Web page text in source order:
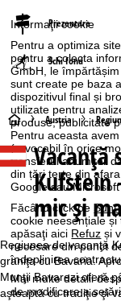
Informaţii cookie
Pentru a optimiza
pentru a colecta
GmbH, le
sunt create pe baza
dispozitivul final și
utilizate pentru
produse, publicitate
Pentru aceasta
(revocabil în orice
transferul anumitor
din țări terțe din
Google sau
Făcând click peSunt
cookie neesențiale și
apăsaţi aici Refuz și
necesare din punct
îndeplinirea
Mai multe detalii
de modificare a
Prezentare
Schi fond
A
c
a
s
ă
Austria
Vacanță
Kufstein
mic şi
Regiunea de vacanţă
graniţa cu Bavaria.
Munţii Bavarezi oferă
aşteaptă cu tradiţie şi